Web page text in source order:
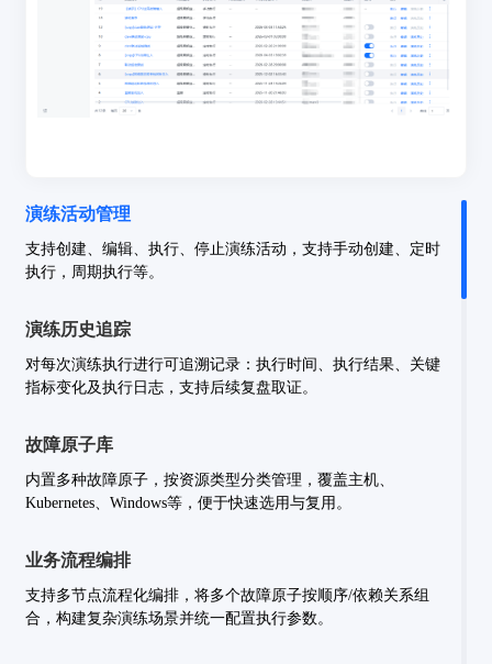
演练活动管理
支持创建、编辑、执行、停止演练活动，支持手动创建、定时
执行，周期执行等。
演练历史追踪
对每次演练执行进行可追溯记录：执行时间、执行结果、关键
指标变化及执行日志，支持后续复盘取证。
故障原子库
内置多种故障原子，按资源类型分类管理，覆盖主机、
Kubernetes、Windows等，便于快速选用与复用。
业务流程编排
支持多节点流程化编排，将多个故障原子按顺序/依赖关系组
合，构建复杂演练场景并统一配置执行参数。